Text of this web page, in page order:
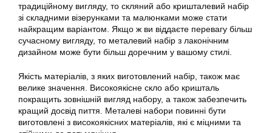
традиційному вигляду, то скляний або кришталевий набір
зі складними візерунками та малюнками може стати
найкращим варіантом. Якщо ж ви віддаєте перевагу більш
сучасному вигляду, то металевий набір з лаконічним
дизайном може бути більш доречним у вашому стилі.
Якість матеріалів, з яких виготовлений набір, також має
велике значення. Високоякісне скло або кришталь
покращить зовнішній вигляд набору, а також забезпечить
кращий досвід пиття. Металеві набори повинні бути
виготовлені з високоякісних матеріалів, які є міцними та